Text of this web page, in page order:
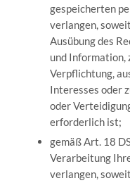
gespeicherten
verlangen,
Ausübung des
und Information,
Verpflichtung,
Interesses oder
oder
erforderlich ist;
gemäß Art. 18
Verarbeitung
verlangen,